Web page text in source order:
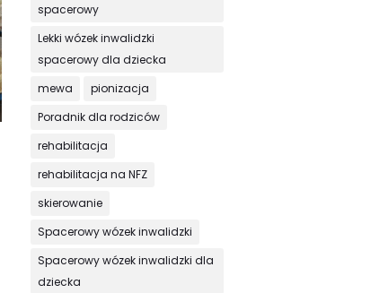
spacerowy
Lekki wózek inwalidzki
spacerowy dla dziecka
mewa
pionizacja
Poradnik dla rodziców
rehabilitacja
rehabilitacja na NFZ
skierowanie
Spacerowy wózek inwalidzki
Spacerowy wózek inwalidzki dla
dziecka